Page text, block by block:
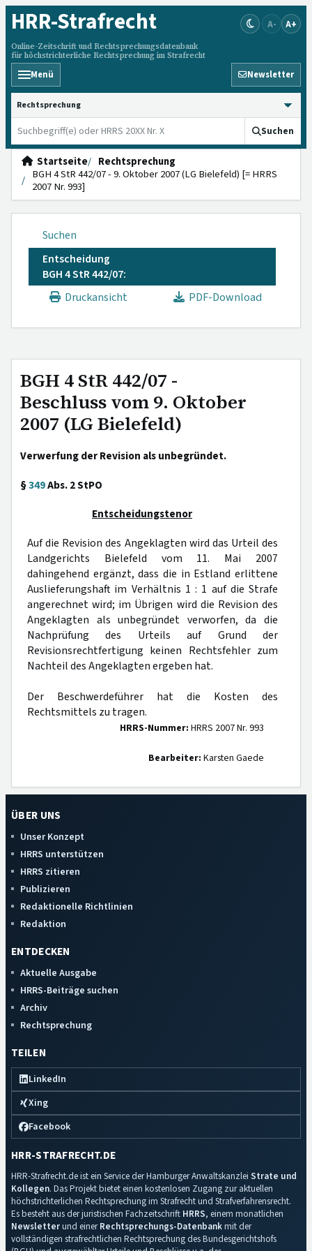
HRR-Strafrecht
Online-Zeitschrift und Rechtsprechungsdatenbank
für höchstrichterliche Rechtsprechung im Strafrecht
A- A+
Menü Newsletter
HRRS durchsuchen
Suchen
Startseite
Rechtsprechung
BGH 4 StR 442/07 - 9. Oktober 2007 (LG Bielefeld) [= HRRS
2007 Nr. 993]
Suchen
Entscheidung
BGH 4 StR 442/07:
Druckansicht
PDF-Download
BGH 4 StR 442/07 -
Beschluss vom 9. Oktober
2007 (LG Bielefeld)
Verwerfung der Revision als unbegründet.
§349Abs. 2 StPO
Entscheidungstenor
Auf die Revision des Angeklagten wird das Urteil des
Landgerichts Bielefeld vom 11. Mai 2007
dahingehend ergänzt, dass die in Estland erlittene
Auslieferungshaft im Verhältnis 1 : 1 auf die Strafe
angerechnet wird; im Übrigen wird die Revision des
Angeklagten als unbegründet verworfen, da die
Nachprüfung des Urteils auf Grund der
Revisionsrechtfertigung keinen Rechtsfehler zum
Nachteil des Angeklagten ergeben hat.
Der Beschwerdeführer hat die Kosten des
Rechtsmittels zu tragen.
HRRS-Nummer: HRRS 2007 Nr. 993
Bearbeiter: Karsten Gaede
ÜBER UNS
Unser Konzept
HRRS unterstützen
HRRS zitieren
Publizieren
Redaktionelle Richtlinien
Redaktion
ENTDECKEN
Aktuelle Ausgabe
HRRS-Beiträge suchen
Archiv
Rechtsprechung
TEILEN
LinkedIn
Xing
Facebook
HRR-STRAFRECHT.DE
HRR-Strafrecht.de ist ein Service der Hamburger Anwaltskanzlei Strate und
Kollegen. Das Projekt bietet einen kostenlosen Zugang zur aktuellen
höchstrichterlichen Rechtsprechung im Strafrecht und Strafverfahrensrecht.
Es besteht aus der juristischen Fachzeitschrift HRRS, einem monatlichen
Newsletterund einerRechtsprechungs-Datenbankmit der
vollständigen strafrechtlichen Rechtsprechung des Bundesgerichtshofs